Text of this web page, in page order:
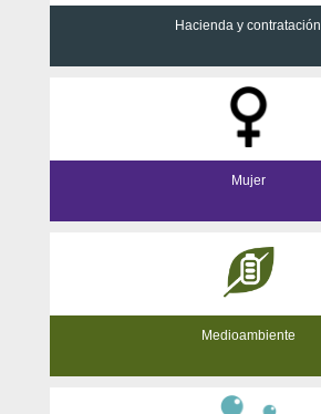
Hacienda y contratación
Mujer
Medioambiente